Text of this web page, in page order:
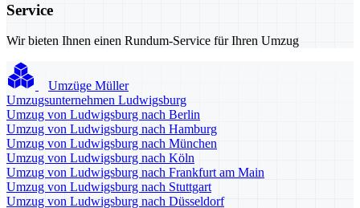
Service
Wir bieten Ihnen einen Rundum-Service für Ihren Umzug
Umzüge Müller
Umzugsunternehmen Ludwigsburg
Umzug von Ludwigsburg nach Berlin
Umzug von Ludwigsburg nach Hamburg
Umzug von Ludwigsburg nach München
Umzug von Ludwigsburg nach Köln
Umzug von Ludwigsburg nach Frankfurt am Main
Umzug von Ludwigsburg nach Stuttgart
Umzug von Ludwigsburg nach Düsseldorf